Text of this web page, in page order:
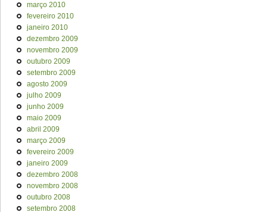
março 2010
fevereiro 2010
janeiro 2010
dezembro 2009
novembro 2009
outubro 2009
setembro 2009
agosto 2009
julho 2009
junho 2009
maio 2009
abril 2009
março 2009
fevereiro 2009
janeiro 2009
dezembro 2008
novembro 2008
outubro 2008
setembro 2008